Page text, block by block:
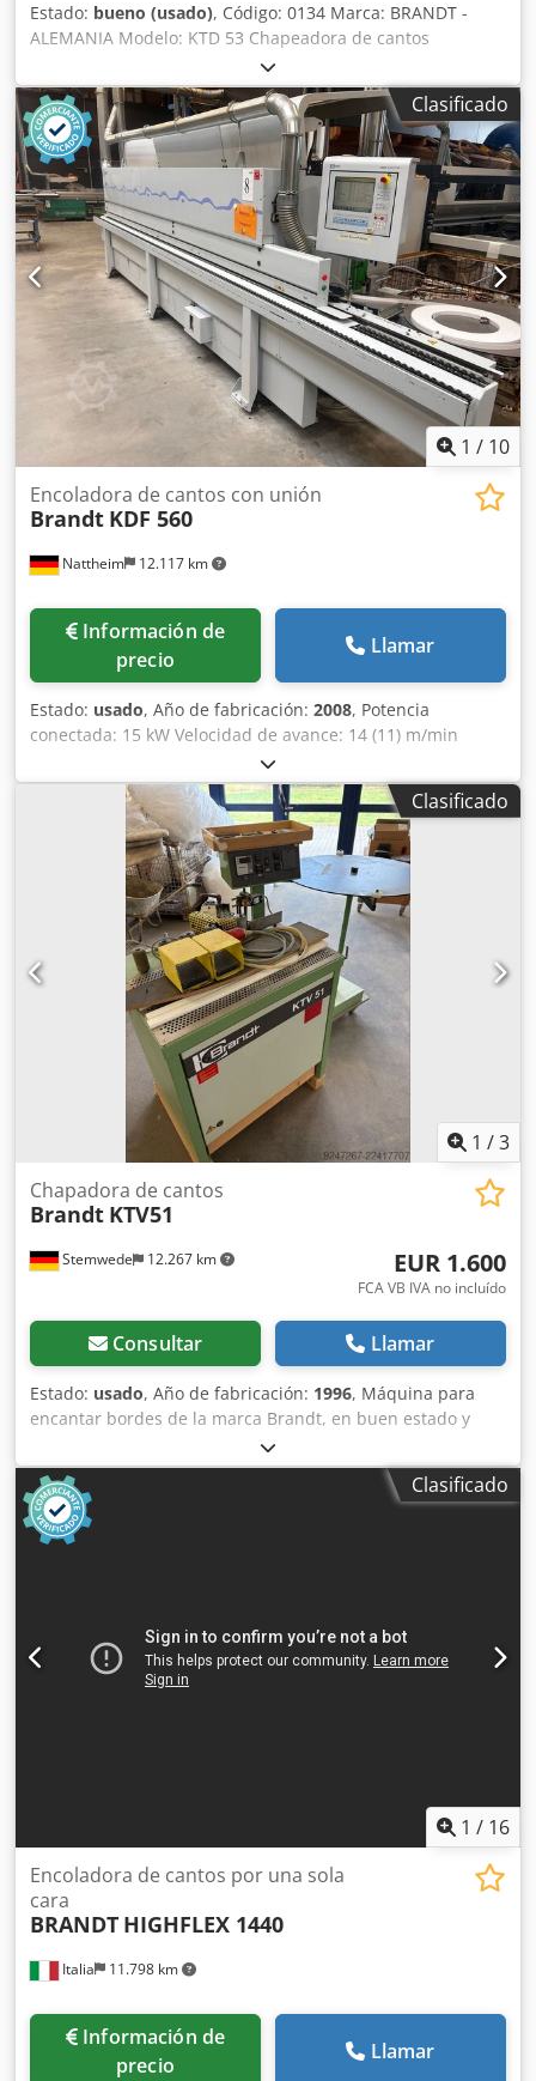
Estado: bueno (usado), Código: 0134 Marca: BRANDT -
ALEMANIA Modelo: KTD 53 Chapeadora de cantos
automática para madera, PVC, chapa de madera, muebles,
muebles a medida, carpintería y otros productos. Datos
técnicos: Altura mín./máx. del panel: 10/40 mm Espesor
del canto: mín./máx. 0,4 - 1,5 mm Velocidad de avance: 7
m/min sobre transportador de rodillos motorizado Ancho
mín. del panel: 65 mm Chsdpfx Alswq Sc Ssysa
Composición: Unidad de encolado Unidad de corte por
cizalla Unidad de corte de extremos Unidad de recorte
superior/inferior Ruedas en la base para facilitar su
manejo Voltaje: 380/50 Potencia total: 4,5 kW Aire
comprimido: 6 bar Dimensiones totales: 1800 x 615 x 1170
h (mm) Peso: 280 kg
Clasificado
1 / 10
Nattheim 12.117 km
Encoladora de cantos con unión
Brandt KDF 560
Información de
precio
Llamar
Estado: usado, Año de fabricación: 2008, Potencia
conectada: 15 kW Velocidad de avance: 14 (11) m/min
Grosor de la pieza: 8 - 60 mm Grosor del canto: 0,4 - 8 mm
Separación de rodillos: máx. 3,0 x 45 / 0,8 x 65 mm
Diámetro de extracción: 120 / 160 / 100 mm Altura de
trabajo: 950 mm Dimensiones: 6260 x 1560 x 2300 mm
Peso: aprox. 3000 kg Lugar de almacenamiento: Proveedor
Cedpfx Aley Ruzqoyjha
Clasificado
1 /3
Stemwede 12.267 km
Chapadora de cantos
Brandt KTV51
EUR 1.600
FCA VB IVA no incluído
Consultar Llamar
Estado: usado, Año de fabricación: 1996, Máquina para
encantar bordes de la marca Brandt, en buen estado y
usada. Modelo KTV51 – Fabricada en 1996. La máquina se
compró de segunda mano y se utilizó solo de forma
ocasional. Chjdpfx Alozpflnoyea La máquina se vende
como parte de la liquidación de nuestro taller de
carpintería. Precio de recogida; se puede organizar la
lesiones corporales o daños a la salud, queda intacta. Las
reclamaciones por defectos ocultados de forma
fraudulenta también quedan intactas. Se puede organizar
Clasificado
1 / 16
Italia 11.798 km
Encoladora de cantos por una sola
cara
BRANDT HIGHFLEX 1440
Información de
precio
Llamar